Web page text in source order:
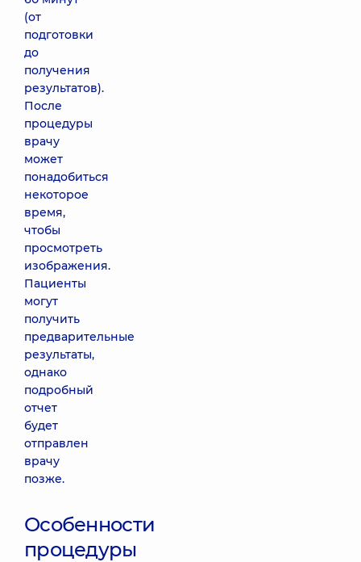
(от
подготовки
до
получения
результатов).
После
процедуры
врачу
может
понадобиться
некоторое
время,
чтобы
просмотреть
изображения.
Пациенты
могут
получить
предварительные
результаты,
однако
подробный
отчет
будет
отправлен
врачу
позже.
Особенности
процедуры